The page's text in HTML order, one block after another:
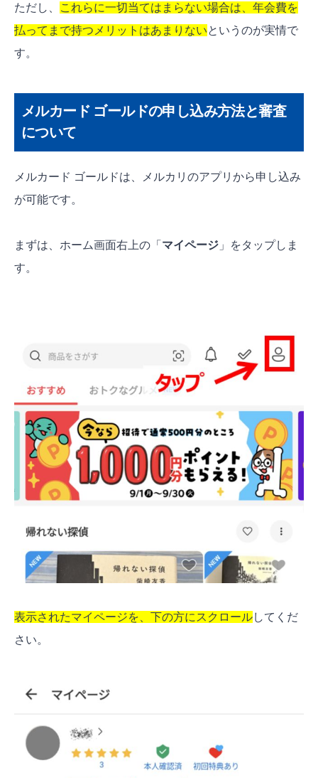
ただし、
これらに一切当てはまらない場合は、年会費を
払ってまで持つメリットはあまりないというのが実情で
す。
メルカード ゴールドの申し込み方法と審査
について
メルカード ゴールドは、メルカリのアプリから申し込み
が可能です。
まずは、ホーム画面右上の「 マイページ 」をタップしま
す。
表示されたマイページを、下の方にスクロールしてくだ
さい。